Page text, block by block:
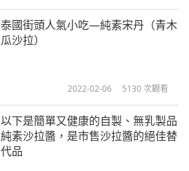
泰國街頭人氣小吃—純素宋丹（青木
瓜沙拉）
2022-02-06 5130次觀看
以下是簡單又健康的自製、無乳製品
純素沙拉醬，是市售沙拉醬的絕佳替
代品